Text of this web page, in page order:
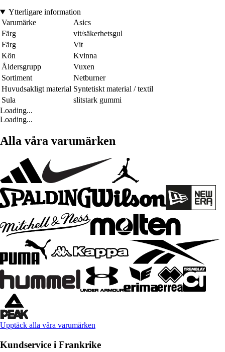
Ytterligare information
Varumärke
Asics
Färg
vit/säkerhetsgul
Färg
Vit
Kön
Kvinna
Åldersgrupp
Vuxen
Sortiment
Netburner
Huvudsakligt material Syntetiskt material / textil
Sula
slitstark gummi
Loading...
Loading...
Alla våra varumärken
Upptäck alla våra varumärken
Kundservice i Frankrike